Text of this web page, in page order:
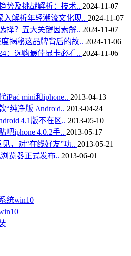
势及挑战解析：技术.. 2024-11-07
入解析年轻潮流文化现.. 2024-11-07
择？五大关键因素解.. 2024-11-07
揭秘这品牌背后的故.. 2024-11-06
：选购最佳显卡必看.. 2024-11-06
iPad mini和iphone.. 2013-04-13
“纯净版 Android.. 2013-04-24
4.1版不在区.. 2013-05-10
吧iphone 4.0.2手.. 2013-05-17
，对“在线好友”功.. 2013-05-21
览器正式发布.. 2013-06-01
统win10